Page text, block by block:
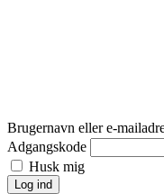
Brugernavn eller e-
Adgangskode
Husk mig
Log ind